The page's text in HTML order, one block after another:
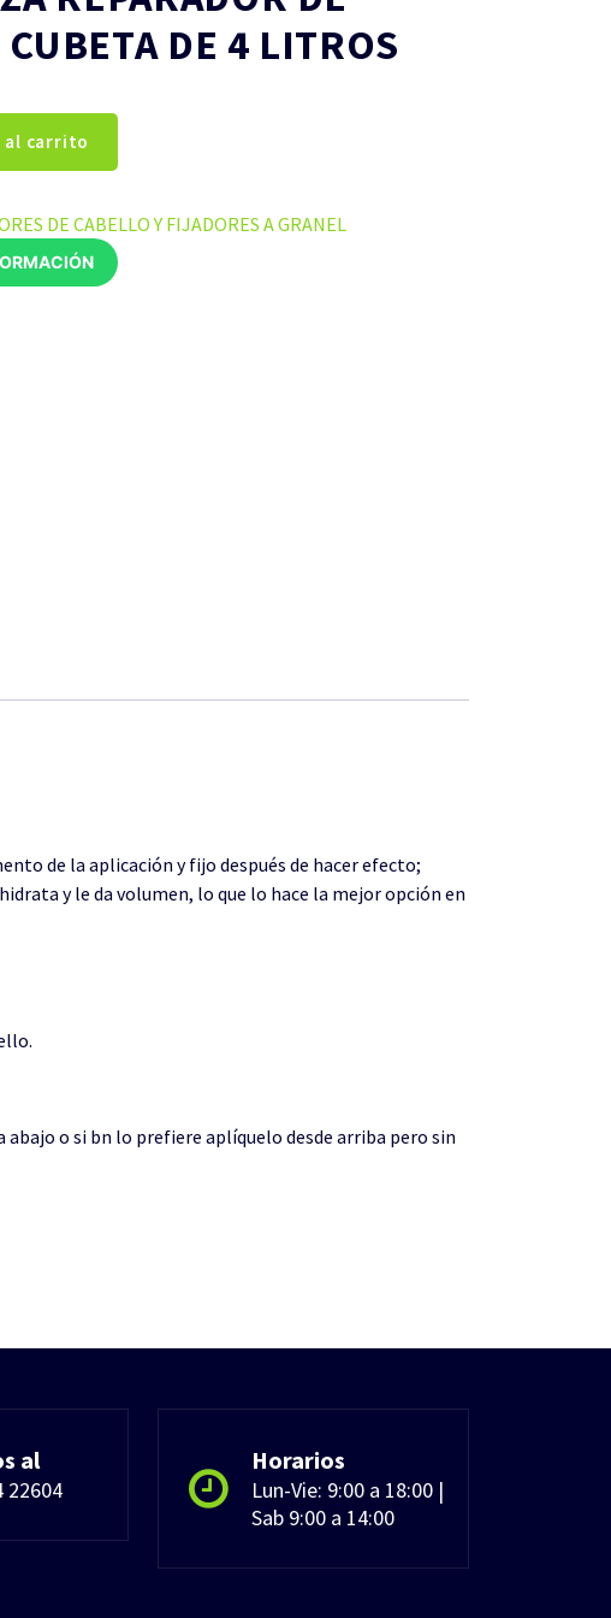
DE 4 LITROS
al carrito
DE CABELLO Y FIJADORES A GRANEL
de la aplicación y fijo después de hacer efecto;
y le da volumen, lo que lo hace la mejor opción en
o si bn lo prefiere aplíquelo desde arriba pero sin
al
22604
Horarios
Lun-Vie: 9:00 a 18:00 |
Sab 9:00 a 14:00